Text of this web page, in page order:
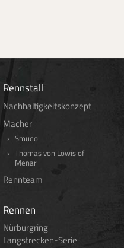
Rennstall
Nachhaltigkeitskonzept
Macher
Smudo
Thomas von Löwis of
Menar
Rennteam
Rennen
Nürburgring
Langstrecken-Serie